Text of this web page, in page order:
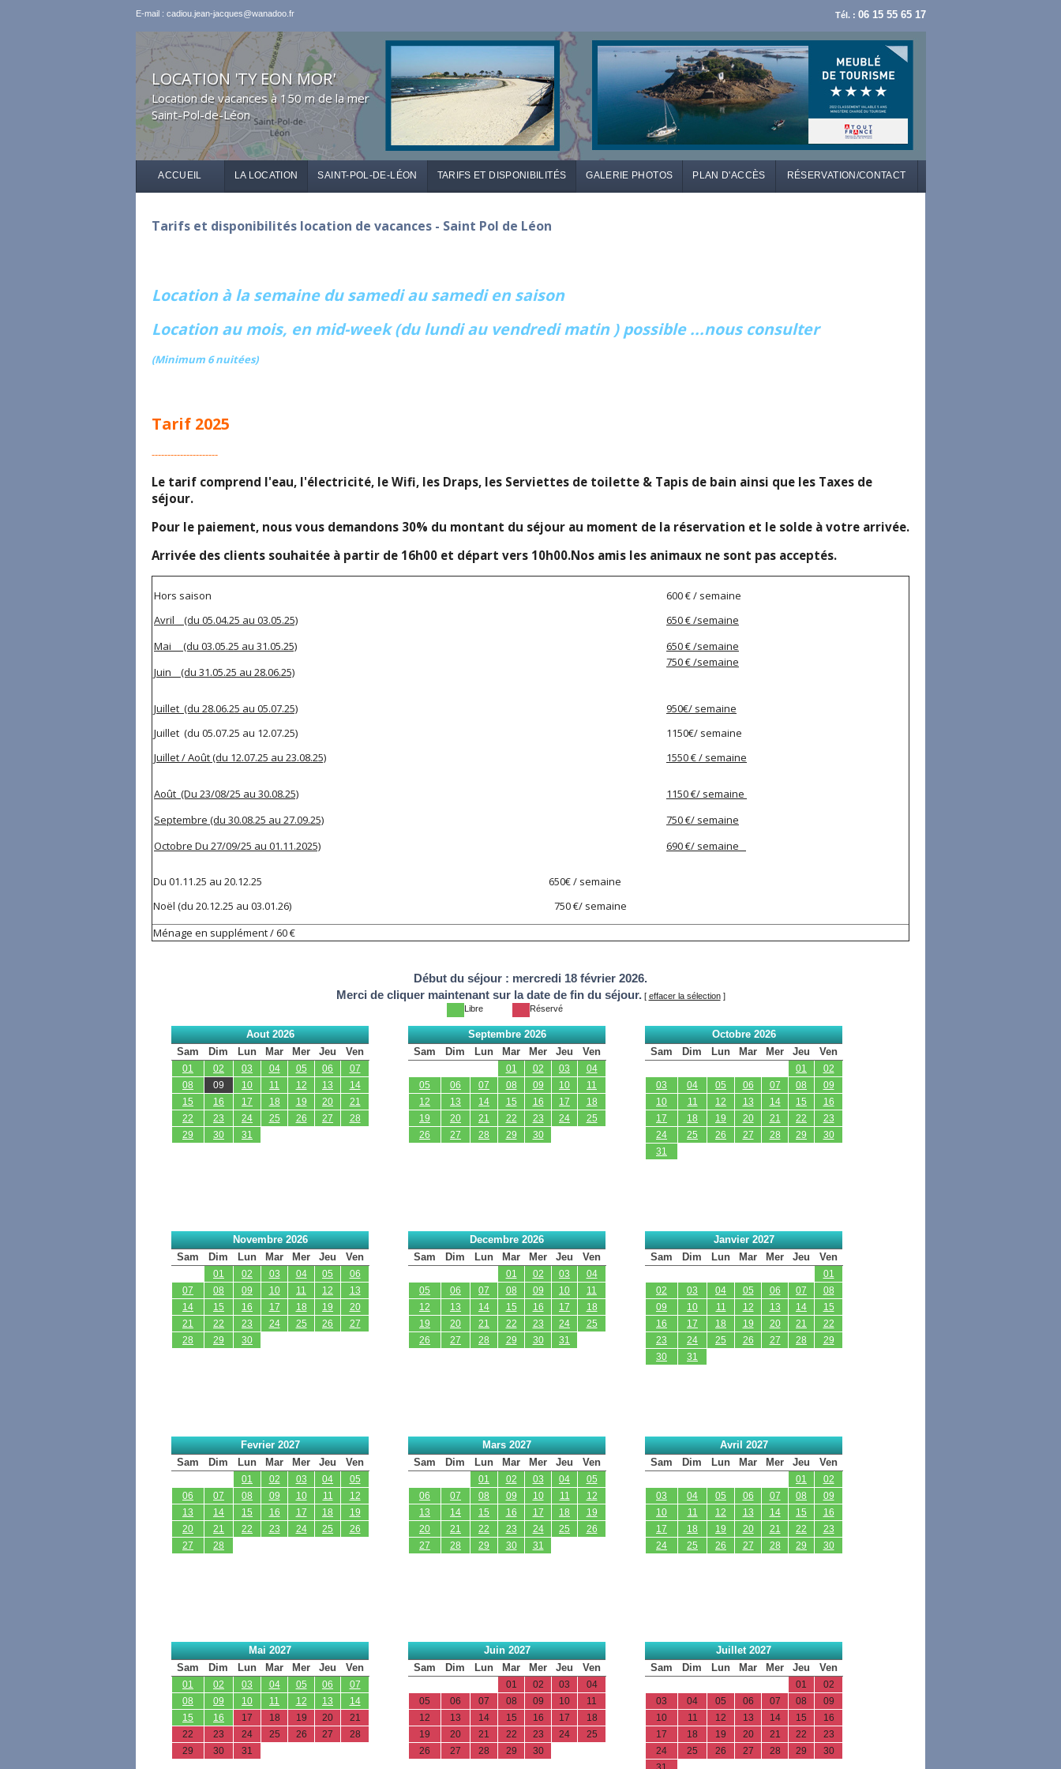
E-mail : cadiou.jean-jacques@wanadoo.fr Tél. : 06 15 55 65 17
LOCATION 'TY EON MOR'
Location de vacances à 150 m de la mer
Saint-Pol-de-Léon
ACCUEIL LA LOCATION SAINT-POL-DE-LÉON TARIFS ET DISPONIBILITÉS GALERIE PHOTOS PLAN D'ACCÈS RÉSERVATION/CONTACT
Tarifs et disponibilités location de vacances - Saint Pol de Léon
Location à la semaine du samedi au samedi en saison
Location au mois, en mid-week (du lundi au vendredi matin ) possible ...nous consulter
(Minimum 6 nuitées)
Tarif 2025
---------------------
Le tarif comprend l'eau, l'électricité, le Wifi, les Draps, les Serviettes de toilette & Tapis de bain ainsi que les Taxes de
séjour.
Pour le paiement, nous vous demandons 30% du montant du séjour au moment de la réservation et le solde à votre arrivée.
Arrivée des clients souhaitée à partir de 16h00 et départ vers 10h00.Nos amis les animaux ne sont pas acceptés.
Hors saison
Avril (du 05.04.25 au 03.05.25)
600 € / semaine
650 € /semaine
Mai (du 03.05.25 au 31.05.25)
650 € /semaine
Juin (du 31.05.25 au 28.06.25)
750 € /semaine
Juillet (du 28.06.25 au 05.07.25)
Juillet (du 05.07.25 au 12.07.25)
Juillet / Août (du 12.07.25 au 23.08.25)
950€/ semaine
1150€/ semaine
1550 € / semaine
Août (Du 23/08/25 au 30.08.25)
1150 €/ semaine
Septembre (du 30.08.25 au 27.09.25)
750 €/ semaine
Octobre Du 27/09/25 au 01.11.2025)
690 €/ semaine
Du 01.11.25 au 20.12.25 650€ / semaine
Noël (du 20.12.25 au 03.01.26) 750 €/ semaine
Ménage en supplément / 60 €
Début du séjour : mercredi 18 février 2026.
Merci de cliquer maintenant sur la date de fin du séjour. [ effacer la sélection]
Libre
Réservé
Aout 2026
Sam
Dim Lun Mar Mer Jeu Ven
01 02 03 04 05 06
07
08
09 10 11 12 13
14
15
16 17 18 19 20
21
22
23 24 25 26 27
28
29
30 31
Septembre 2026
Sam
Dim Lun Mar Mer Jeu Ven
01 02 03
04
05
06 07 08 09 10
11
12
13 14 15 16 17
18
19
20 21 22 23 24
25
26
27 28 29 30
Octobre 2026
Sam
Dim Lun Mar Mer Jeu Ven
01
02
03
04 05 06 07 08
09
10
11 12 13 14 15
16
17
18 19 20 21 22
23
24
25 26 27 28 29
30
31
Novembre 2026
Sam
Dim Lun Mar Mer Jeu Ven
01 02 03 04 05
06
07
08 09 10 11 12
13
14
15 16 17 18 19
20
21
22 23 24 25 26
27
28
29 30
Decembre 2026
Sam
Dim Lun Mar Mer Jeu Ven
01 02 03
04
05
06 07 08 09 10
11
12
13 14 15 16 17
18
19
20 21 22 23 24
25
26
27 28 29 30 31
Janvier 2027
Sam
Dim Lun Mar Mer Jeu Ven
01
02
03 04 05 06 07
08
09
10 11 12 13 14
15
16
17 18 19 20 21
22
23
24 25 26 27 28
29
30
31
Fevrier 2027
Sam
Dim Lun Mar Mer Jeu Ven
01 02 03 04
05
06
07 08 09 10 11
12
13
14 15 16 17 18
19
20
21 22 23 24 25
26
27
28
Mars 2027
Sam
Dim Lun Mar Mer Jeu Ven
01 02 03 04
05
06
07 08 09 10 11
12
13
14 15 16 17 18
19
20
21 22 23 24 25
26
27
28 29 30 31
Avril 2027
Sam
Dim Lun Mar Mer Jeu Ven
01
02
03
04 05 06 07 08
09
10
11 12 13 14 15
16
17
18 19 20 21 22
23
24
25 26 27 28 29 30
Mai 2027
Sam
Dim Lun Mar Mer Jeu Ven
01 02 03 04 05 06
07
08
09 10 11 12 13
14
15
16 17 18 19 20
21
22
23 24 25 26 27
28
29
30 31
Juin 2027
Sam
Dim Lun Mar Mer Jeu Ven
01 02 03
04
05
06 07 08 09 10
11
12
13 14 15 16 17
18
19
20 21 22 23 24
25
26
27 28 29 30
Juillet 2027
Sam
Dim Lun Mar Mer Jeu Ven
01
02
03
04 05 06 07 08
09
10
11 12 13 14 15
16
17
18 19 20 21 22
23
24
25 26 27 28 29
30